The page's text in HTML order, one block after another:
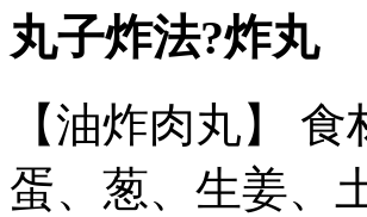
丸子炸法?炸丸
【油炸肉丸】
蛋、葱、生姜、